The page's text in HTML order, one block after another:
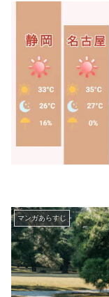
マンガあらすじ